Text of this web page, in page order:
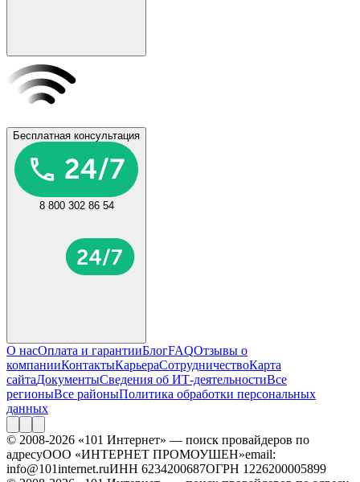
Бесплатная консультация
8 800 302 86 54
О насОплата и гарантииБлогFAQОтзывы о
компанииКонтактыКарьераСотрудничествоКарта
сайтаДокументыСведения об ИТ-деятельностиВсе
регионыВсе районыПолитика обработки персональных
данных
© 2008-2026 «101 Интернет» — поиск провайдеров по
адресуООО «ИНТЕРНЕТ ПРОМОУШЕН»email:
info@101internet.ruИНН 6234200687ОГРН 1226200005899